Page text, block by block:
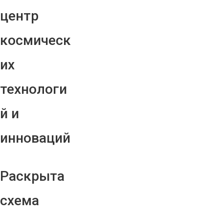
центр
космическ
их
технологи
й и
инноваций
Раскрыта
схема